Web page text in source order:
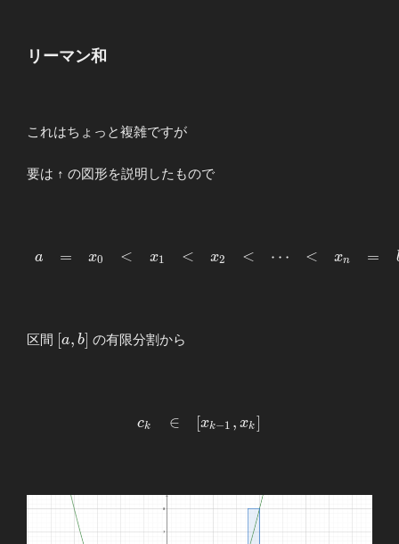
リーマン和
これはちょっと複雑ですが
要は ↑ の図形を説明したもので
\begin{array}
<&x_1&
<&x_2&
a = x0 < x1 < x2 < ⋯ < xn =
区間 [a,b]
[a, b] の有限分割から
\begin{array}
[x_{k-
1},x_{k}]
\end{array}
ck ∈ [xk−1 , xk]